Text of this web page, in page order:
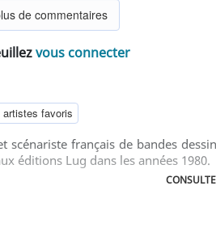
de commentaires
vous connecter
favoris
scénariste français de bandes
éditions Lug dans les années 1980.